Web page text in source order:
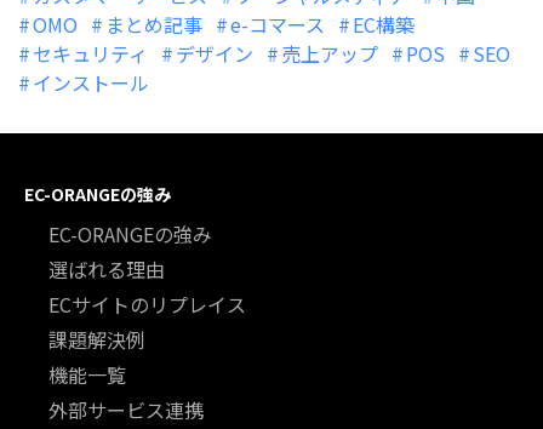
OMO
まとめ記事 e-コマース
EC構築
セキュリティ
デザイン 売上アップ POS
SEO
インストール
EC-ORANGEの強み
EC-ORANGEの強み
選ばれる理由
ECサイトのリプレイス
課題解決例
機能一覧
外部サービス連携